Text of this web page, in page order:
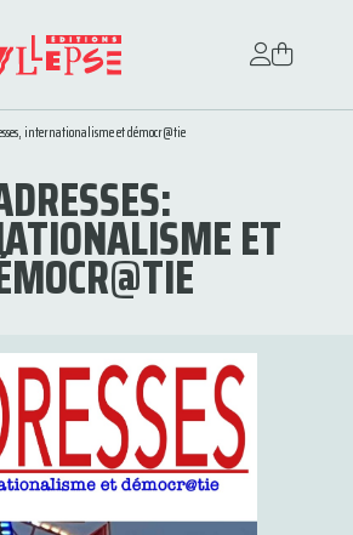
internationalisme et démocr@tie
ET